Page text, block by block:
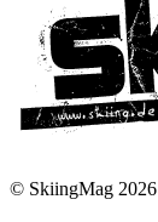
© SkiingMag 2026